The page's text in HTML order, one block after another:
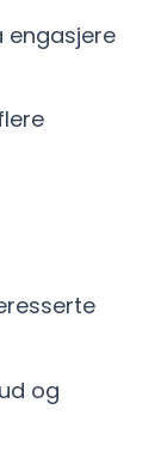
engasjere
og